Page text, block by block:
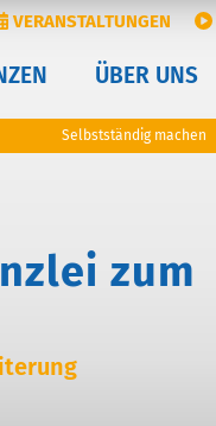
VERANSTALTUNGEN
Selbstständig machen
ÜBER UNS
zum